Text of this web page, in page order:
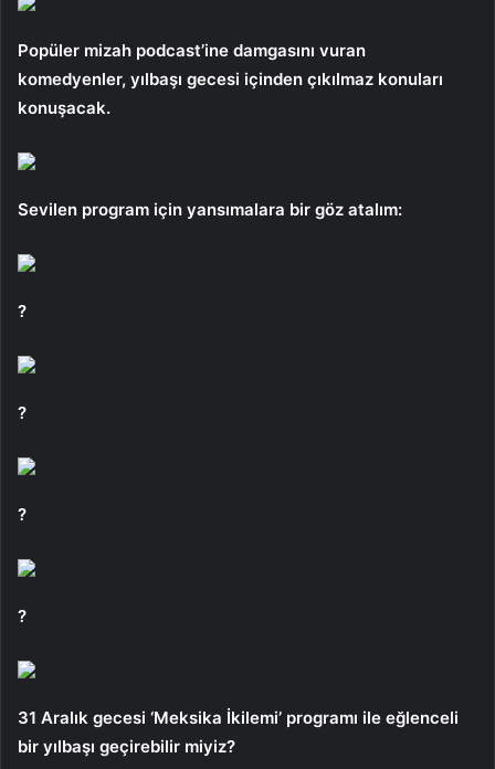
Popüler mizah podcast’ine damgasını vuran
komedyenler, yılbaşı gecesi içinden çıkılmaz konuları
konuşacak.
Sevilen program için yansımalara bir göz atalım:
?
?
?
?
31 Aralık gecesi ‘Meksika İkilemi’ programı ile eğlenceli
bir yılbaşı geçirebilir miyiz?